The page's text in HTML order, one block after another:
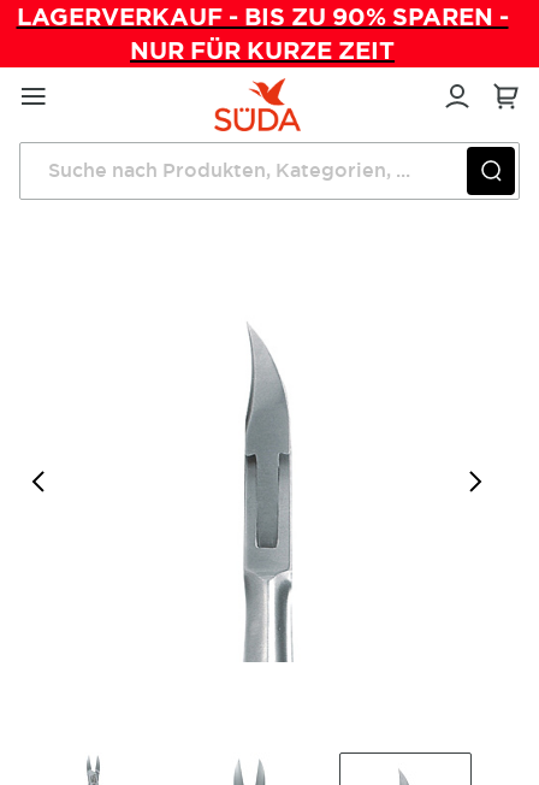
LAGERVERKAUF - BIS ZU 90% SPAREN -
NUR FÜR KURZE ZEIT
Direkt
zum
Inhalt
Startseite Instrumente PREMIUM Nagelzange gewölbt 13 cm